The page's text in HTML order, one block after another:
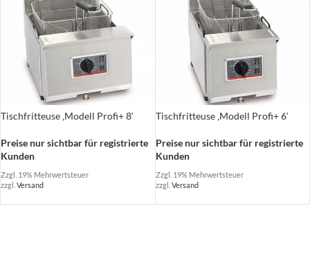
Tischfritteuse ‚Modell Profi+ 8‘
Preise nur sichtbar für registrierte
Kunden
Zzgl. 19% Mehrwertsteuer
zzgl. Versand
Tischfritteuse ‚Modell Profi+ 6‘
Preise nur sichtbar für registrierte
Kunden
Zzgl. 19% Mehrwertsteuer
zzgl. Versand